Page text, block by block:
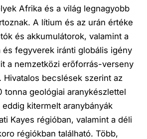
Afrika és a világ legnagyobb
A lítium és az urán értéke
és akkumulátorok, valamint a
és fegyverek iránti globális igény
a nemzetközi erőforrás-verseny
Hivatalos becslések szerint az
tonna geológiai aranykészlettel
kitermelt aranybányák
Kayes régióban, valamint a déli
régiókban található. Több,